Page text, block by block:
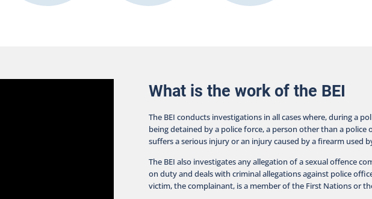
What is the work of the BEI
The BEI conducts investigations in all cases where, during a
being detained by a police force, a person other than a police
suffers a serious injury or an injury caused by a firearm used
The BEI also investigates any allegation of a sexual offence
on duty and deals with criminal allegations against police
victim, the complainant, is a member of the First Nations or